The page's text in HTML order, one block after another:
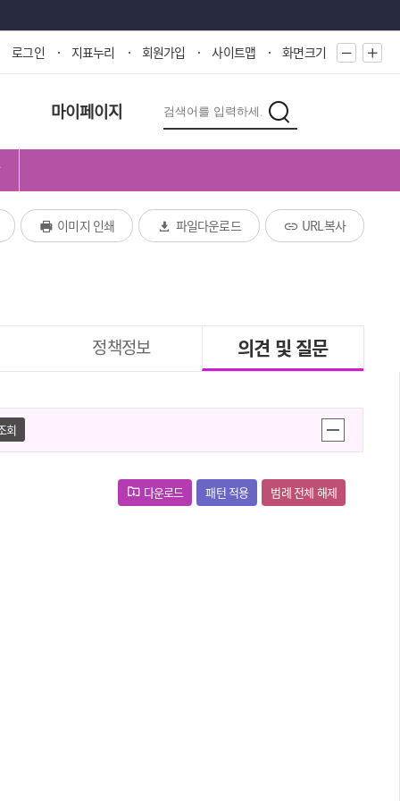
로그인 지표누리 회원가입 사이트맵 화면크기
대
국!
새
국
민
의
마이페이지
검
색
어
검
색
이미지 인쇄 파일다운로드 URL복사
정책정보 의견 및 질문
회
다운로드 패턴 적용 범례 전체 해제